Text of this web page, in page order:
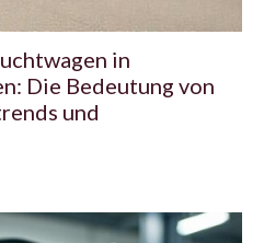
in
Die Bedeutung von
und